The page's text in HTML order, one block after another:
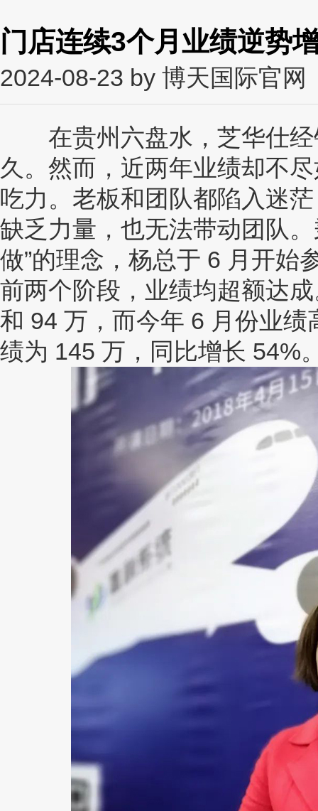
门店连续3个月业绩逆势
2024-08-23 by 博天国际官网
在贵州六盘水，芝华仕经
久。然而，近两年业绩却不
吃力。老板和团队都陷入迷
缺乏力量，也无法带动团队
做”的理念，杨总于 6 月开始
前两个阶段，业绩均超额达
和 94 万，而今年 6 月份业
绩为 145 万，同比增长 54%